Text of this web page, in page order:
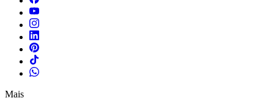
Mais